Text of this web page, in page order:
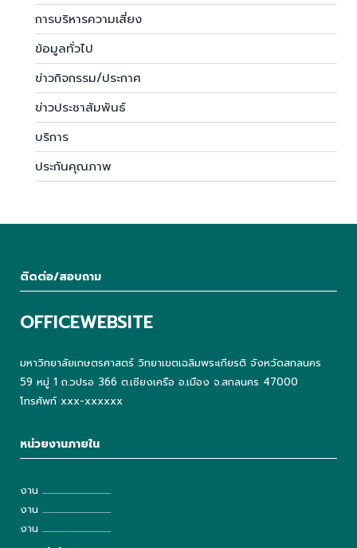
การบริหารความเสี่ยง
ข้อมูลทั่วไป
ข่าวกิจกรรม/ประกาศ
ข่าวประชาสัมพันธ์
บริการ
ประกันคุณภาพ
ติดต่อ/สอบถาม
OFFICEWEBSITE
มหาวิทยาลัยเกษตรศาสตร์ วิทยาเขตเฉลิมพระเกียรติ จังหวัดสกลนคร
59 หมู่ 1 ถ.วปรอ 366 ต.เชียงเครือ อ.เมือง จ.สกลนคร 47000
โทรศัพท์ xxx-xxxxxx
หน่วยงานภายใน
งาน ...........................................
งาน ...........................................
งาน ...........................................